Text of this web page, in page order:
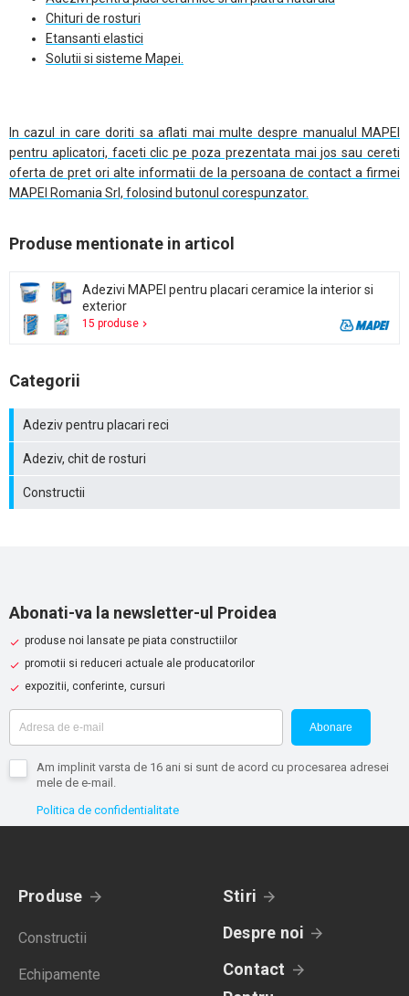
Chituri de rosturi
Etansanti elastici
Solutii si sisteme Mapei.
In cazul in care doriti sa aflati mai multe despre manualul MAPEI
pentru aplicatori, faceti clic pe poza prezentata mai jos sau cereti
oferta de pret ori alte informatii de la persoana de contact a firmei
MAPEI Romania Srl, folosind butonul corespunzator.
Produse mentionate in articol
Adezivi MAPEI pentru placari ceramice la interior si
exterior
15 produse
Categorii
Adeziv pentru placari reci
Adeziv, chit de rosturi
Constructii
Abonati-va la newsletter-ul Proidea
produse noi lansate pe piata constructiilor
promotii si reduceri actuale ale producatorilor
expozitii, conferinte, cursuri
Abonare
Am implinit varsta de 16 ani si sunt de acord cu procesarea adresei
mele de e-mail.
Politica de confidentialitate
Produse
Constructii
Echipamente
Stiri
Despre noi
Contact